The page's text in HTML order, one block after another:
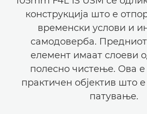
конструкција што е
временски услови и
самодоверба.
елемент имаат слоеви
полесно чистење. Ова е
практичен објектив што
патување.